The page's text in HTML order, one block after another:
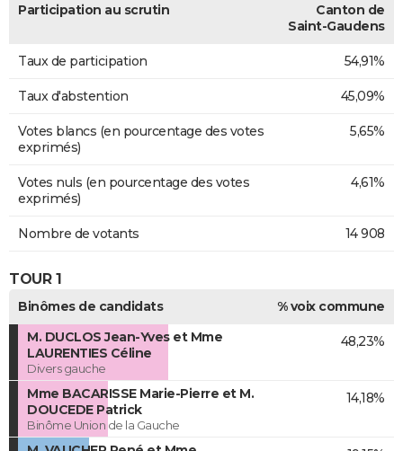
Participation au scrutin
Canton de
Saint-Gaudens
Taux de participation 54,91%
Taux d'abstention 45,09%
Votes blancs (en pourcentage des votes
exprimés)
5,65%
Votes nuls (en pourcentage des votes
exprimés)
4,61%
Nombre de votants 14 908
TOUR 1
Binômes de candidats
% voix commune
M. DUCLOS Jean-Yves et Mme
LAURENTIES Céline
Divers gauche
48,23%
Mme BACARISSE Marie-Pierre et M.
DOUCEDE Patrick
Binôme Union de la Gauche
14,18%